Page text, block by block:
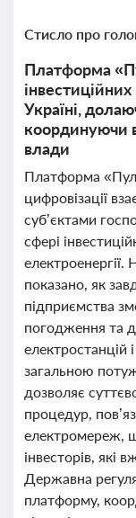
Стисло про
Платформа
інвестиційних
Україні,
координуючи
влади
Платформа
цифровізації
суб’єктами
сфері
електроенергії.
показано, як
підприємства
погодження та
електростанцій
загальною
дозволяє
процедур,
електромереж,
інвесторів, які
Державна
платформу,